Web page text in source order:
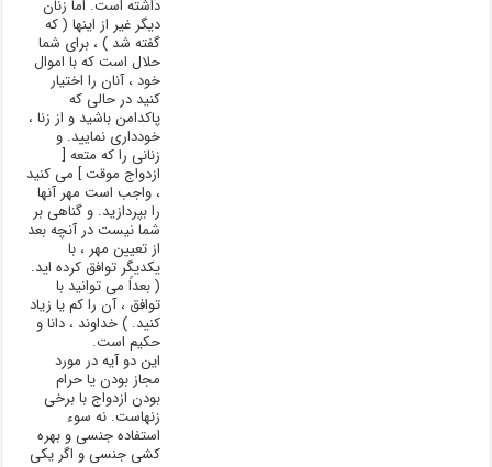
داشته است. اما زنان
دیگر غیر از اینها ( که
گفته شد ) ، برای شما
حلال است که با اموال
خود ، آنان را اختیار
کنید در حالی که
پاکدامن باشید و از زنا ،
خودداری نمایید. و
زنانی را که متعه [
ازدواج موقت ] می کنید
، واجب است مهر آنها
را بپردازید. و گناهی بر
شما نیست در آنچه بعد
از تعیین مهر ، با
یکدیگر توافق کرده اید.
( بعداً می توانید با
توافق ، آن را کم یا زیاد
کنید. ) خداوند ، دانا و
حکیم است.
این دو آیه در مورد
مجاز بودن یا حرام
بودن ازدواج با برخی
زنهاست. نه سوء
استفاده جنسی و بهره
کشی جنسی و اگر یکی